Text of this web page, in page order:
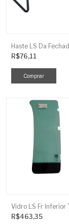
R$76,11
R$463,35